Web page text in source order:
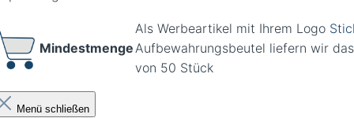
Mindestmenge
Als Werbeartikel mit Ihrem Logo
Aufbewahrungsbeutel liefern wir
von 50 Stück
Menü schließen